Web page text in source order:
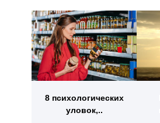
8 психологических
уловок,..